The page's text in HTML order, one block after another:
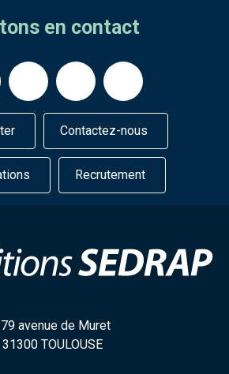
en contact
Contactez-nous
Recrutement
avenue de Muret
31300 TOULOUSE